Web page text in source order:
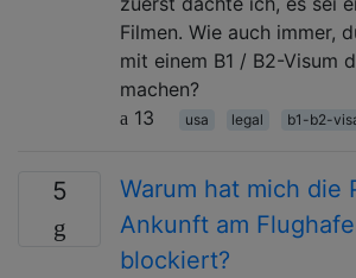
Filmen. Wie auch immer,
mit einem B1 / B2-Visum
machen?
13
usa legal b1-b2-
5
Warum hat mich die
Ankunft am
blockiert?